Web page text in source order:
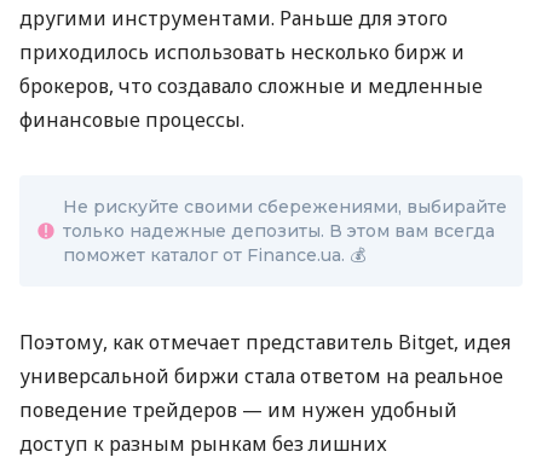
другими инструментами. Раньше для этого
приходилось использовать несколько бирж и
брокеров, что создавало сложные и медленные
финансовые процессы.
Не рискуйте своими сбережениями, выбирайте
только надежные депозиты. В этом вам всегда
поможет каталог от Finance.ua. 💰
Поэтому, как отмечает представитель Bitget, идея
универсальной биржи стала ответом на реальное
поведение трейдеров — им нужен удобный
доступ к разным рынкам без лишних